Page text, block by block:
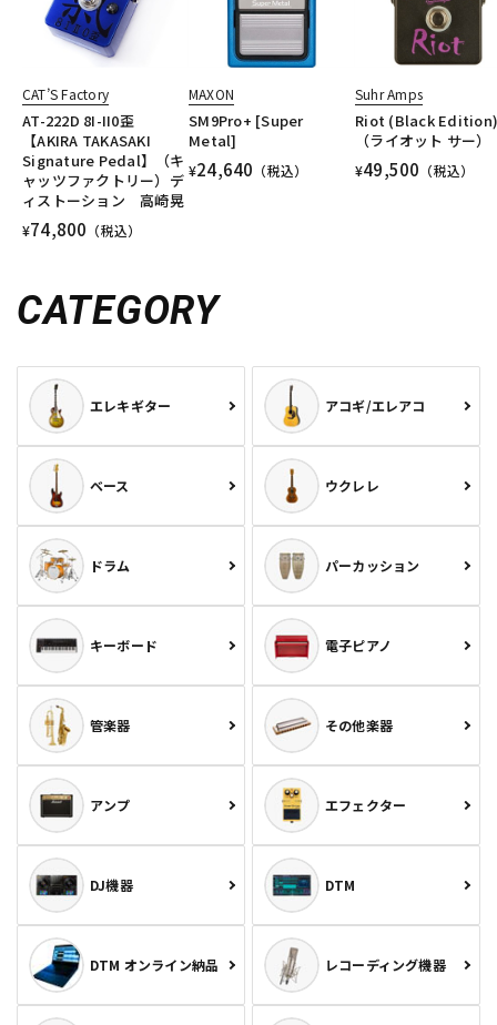
CAT’S Factory
AT-222D 8I-II0歪
【AKIRA TAKASAKI
Signature Pedal】（キ
ャッツファクトリー）デ
ィストーション 高崎晃
¥74,800 （税込）
MAXON
SM9Pro+ [Super
Metal]
¥24,640 （税込）
Suhr Amps
Riot (Black
（ライオット サー）
¥49,500 （税込）
CATEGORY
エレキギター アコギ/エレアコ
ベース ウクレレ
ドラム パーカッション
キーボード 電子ピアノ
管楽器 その他楽器
アンプ エフェクター
DJ機器 DTM
DTM オンライン納品 レコーディング機器